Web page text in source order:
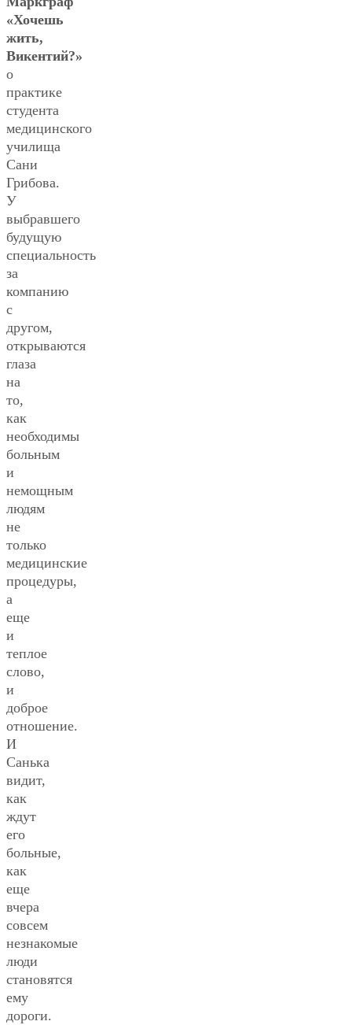
«Хочешь
жить,
Викентий?»
о
практике
студента
медицинского
училища
Сани
Грибова.
У
выбравшего
будущую
специальность
за
компанию
с
другом,
открываются
глаза
на
то,
как
необходимы
больным
и
немощным
людям
не
только
медицинские
процедуры,
а
еще
и
теплое
слово,
и
доброе
отношение.
И
Санька
видит,
как
ждут
его
больные,
как
еще
вчера
совсем
незнакомые
люди
становятся
ему
дороги.